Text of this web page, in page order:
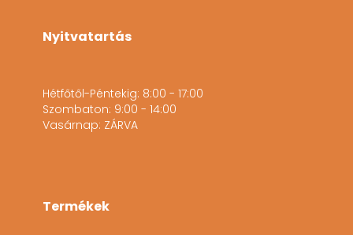
Nyitvatartás
Hétfőtől-Péntekig: 8:00 - 17:00
Szombaton: 9:00 - 14:00
Vasárnap: ZÁRVA
Termékek